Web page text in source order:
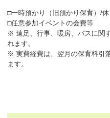
□一時預かり（旧預かり保育）/
□任意参加イベントの会費等
※ 遠足、行事、暖房、バスに関
れます。
※ 実費経費は、翌月の保育料引
ます。